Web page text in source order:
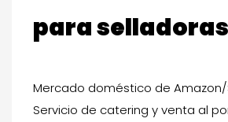
para
Mercado doméstico de
Servicio de catering y venta al